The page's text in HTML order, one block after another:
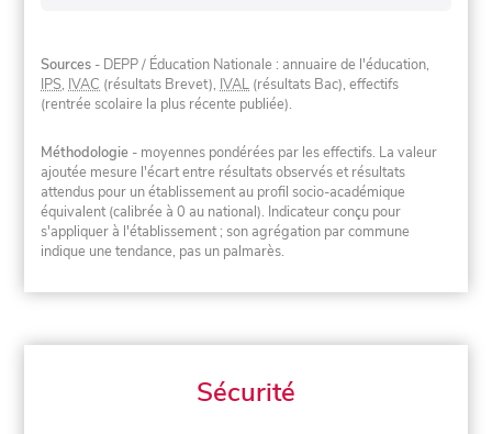
Sources - DEPP / Éducation Nationale : annuaire de l'éducation,
IPS, IVAC (résultats Brevet), IVAL (résultats Bac), effectifs
(rentrée scolaire la plus récente publiée).
Méthodologie - moyennes pondérées par les effectifs. La valeur
ajoutée mesure l'écart entre résultats observés et résultats
attendus pour un établissement au profil socio-académique
équivalent (calibrée à 0 au national). Indicateur conçu pour
s'appliquer à l'établissement ; son agrégation par commune
indique une tendance, pas un palmarès.
Sécurité